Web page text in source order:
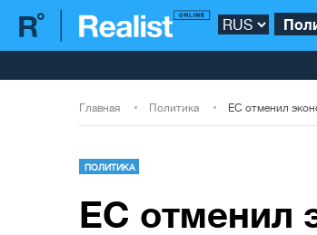
Главная Политика
ПОЛИТИКА
ЕС отменил